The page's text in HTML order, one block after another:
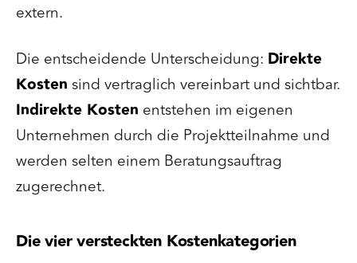
extern.
Die entscheidende Unterscheidung: Direkte
Kosten sind vertraglich vereinbart und sichtbar.
Indirekte Kosten entstehen im eigenen
Unternehmen durch die Projektteilnahme und
werden selten einem Beratungsauftrag
zugerechnet.
Die vier versteckten Kostenkategorien